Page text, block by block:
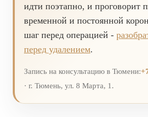
идти поэтапно, и проговорит
временной и постоянной
шаг перед операцией -
перед удалением.
Запись на консультацию в Тюмени:
· г. Тюмень, ул. 8 Марта, 1.